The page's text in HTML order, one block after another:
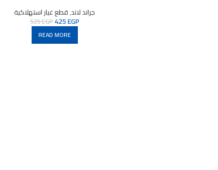
جراند لاند,قطع غيار استهلاكية
525EGP425EGP
READ MORE